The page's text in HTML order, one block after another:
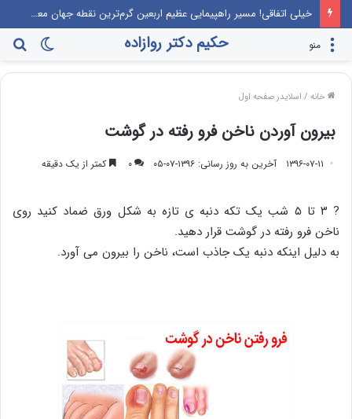
خیلی اتفاقی! مسیر راهپیمایی عظیم اربعین گرم‌ترین نقطه جهان معرفی می‌شود!
تغییر
پوسته
حکیم دکتر روازاده منو
خانه / اسلایدر صفحه اول
بیرون آوردن ناخن فرو رفته در گوشت
۱۳۹۶-۰۷-۱۱ آخرین به روز رسانی: ۱۳۹۶-۰۷-۰۵ ۰ کمتر از یک دقیقه
? ۳ تا ۵ شب یک تکه دنبه ی تازه به شکل‌ ورق ضماد کنید روی
ناخن فرو رفته در گوشت قرار دهید.
به‌ دلیل اینکه دنبه یک‌ جاذب است، ناخن را بیرون می آورد.